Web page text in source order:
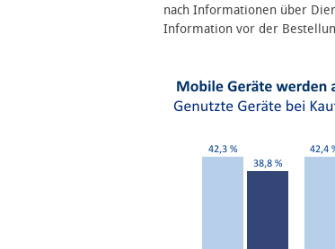
nach Informationen über
Information vor der